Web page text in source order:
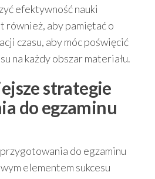
efektywność nauki
również, aby pamiętać o
czasu, aby móc poświęcić
na każdy obszar materiału.
strategie
do egzaminu
do egzaminu
elementem sukcesu